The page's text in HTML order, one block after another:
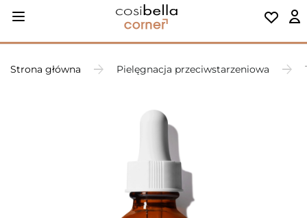
Strona główna Pielęgnacja przeciwstarzeniowa